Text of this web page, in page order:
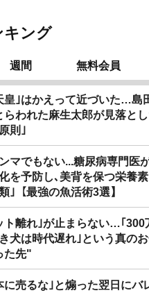
キング
週間 無料会員
皇｣はかえって近づいた…島
らわれた麻生太郎が見落と
則｣
マでもない...糖尿病専門医
を予防し､美背を保つ栄養
｣【最強の魚活術3選】
ト離れ｣が止まらない…｢300
犬は時代遅れ｣という真の
た先"
に売るな｣と煽った翌日にバ